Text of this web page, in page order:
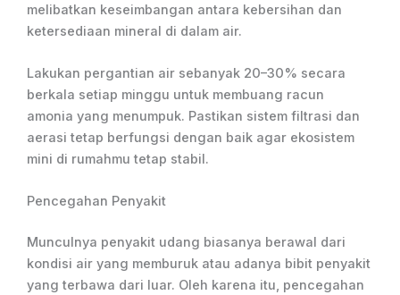
melibatkan keseimbangan antara kebersihan dan
ketersediaan mineral di dalam air.
Lakukan pergantian air sebanyak 20–30% secara
berkala setiap minggu untuk membuang racun
amonia yang menumpuk. Pastikan sistem filtrasi dan
aerasi tetap berfungsi dengan baik agar ekosistem
mini di rumahmu tetap stabil.
Pencegahan Penyakit
Munculnya penyakit udang biasanya berawal dari
kondisi air yang memburuk atau adanya bibit penyakit
yang terbawa dari luar. Oleh karena itu, pencegahan